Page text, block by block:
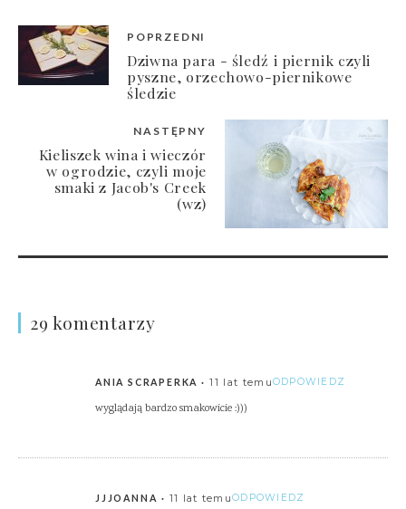
POPRZEDNI
Dziwna para - śledź i piernik czyli
pyszne, orzechowo-piernikowe
śledzie
NASTĘPNY
Kieliszek wina i wieczór
w ogrodzie, czyli moje
smaki z Jacob's Creek
(wz)
29 komentarzy
ANIA SCRAPERKA 11 lat temuODPOWIEDZ
wyglądają bardzo smakowicie :)))
JJJOANNA 11 lat temuODPOWIEDZ